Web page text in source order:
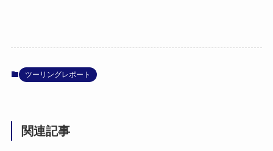
ツーリングレポート
関連記事